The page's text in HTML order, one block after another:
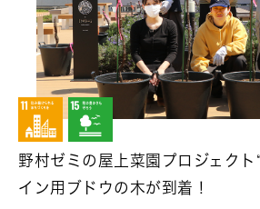
野村ゼミの屋上菜園プロジェクト
イン用ブドウの木が到着！